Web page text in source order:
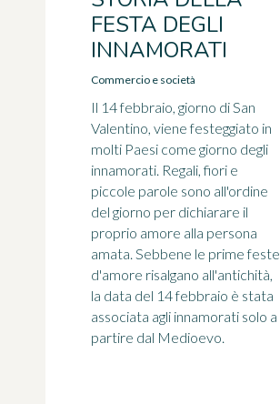
FESTA DEGLI
INNAMORATI
Commercio e società
Il 14 febbraio, giorno di San
Valentino, viene festeggiato in
molti Paesi come giorno degli
innamorati. Regali, fiori e
piccole parole sono all'ordine
del giorno per dichiarare il
proprio amore alla persona
amata. Sebbene le prime feste
d'amore risalgano all'antichità,
la data del 14 febbraio è stata
associata agli innamorati solo a
partire dal Medioevo.